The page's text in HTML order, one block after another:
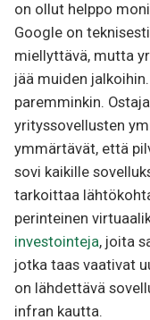
on ollut helppo
Google on
miellyttävä, mutta
jää muiden
paremminkin.
yrityssovellusten
ymmärtävät, että
sovi kaikille
tarkoittaa
perinteinen
investointeja, joita
jotka taas vaativat
on lähdettävä
infran kautta.